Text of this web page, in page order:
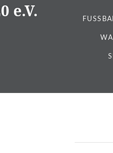
e.V.